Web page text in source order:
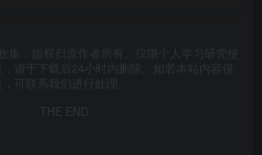
集，版权归原作者所有。仅限个人学习研究使
请于下载后24小时内删除。如若本站内容侵
可联系我们进行处理。
THE END